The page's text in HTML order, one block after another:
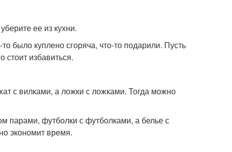
ее из кухни.
было куплено сгоряча, что-то подарили. Пусть
стоит избавиться.
с вилками, а ложки с ложками. Тогда можно
парами, футболки с футболками, а белье с
экономит время.